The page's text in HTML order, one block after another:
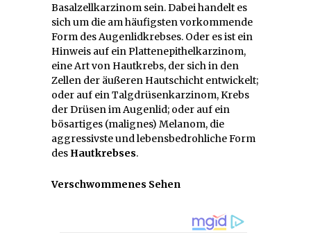
Basalzellkarzinom sein. Dabei handelt es
sich um die am häufigsten vorkommende
Form des Augenlidkrebses. Oder es ist ein
Hinweis auf ein Plattenepithelkarzinom,
eine Art von Hautkrebs, der sich in den
Zellen der äußeren Hautschicht entwickelt;
oder auf ein Talgdrüsenkarzinom, Krebs
der Drüsen im Augenlid; oder auf ein
bösartiges (malignes) Melanom, die
aggressivste und lebensbedrohliche Form
des Hautkrebses.
Verschwommenes Sehen